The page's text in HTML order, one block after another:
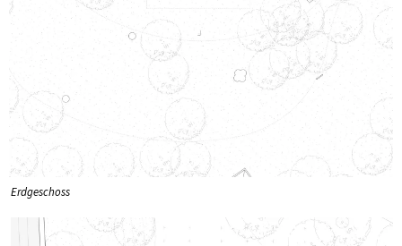
Erdgeschoss